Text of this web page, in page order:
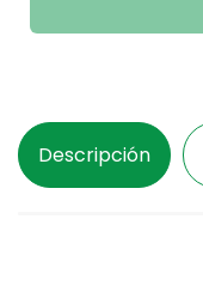
Descripción